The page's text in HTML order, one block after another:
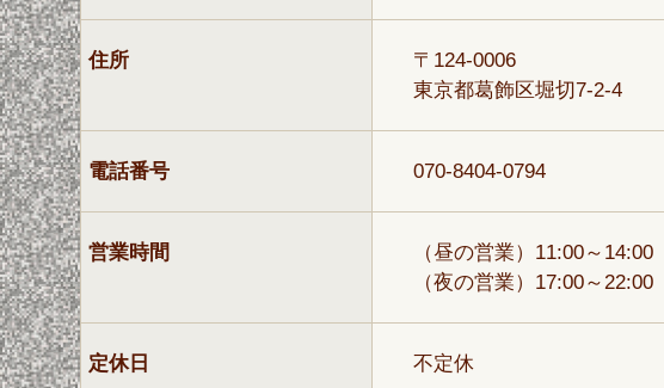
住所
〒124-0006
東京都葛飾区堀切7-2-4
電話番号 070-8404-0794
営業時間
（昼の営業）11:00～14:00
（夜の営業）17:00～22:00
定休日 不定休